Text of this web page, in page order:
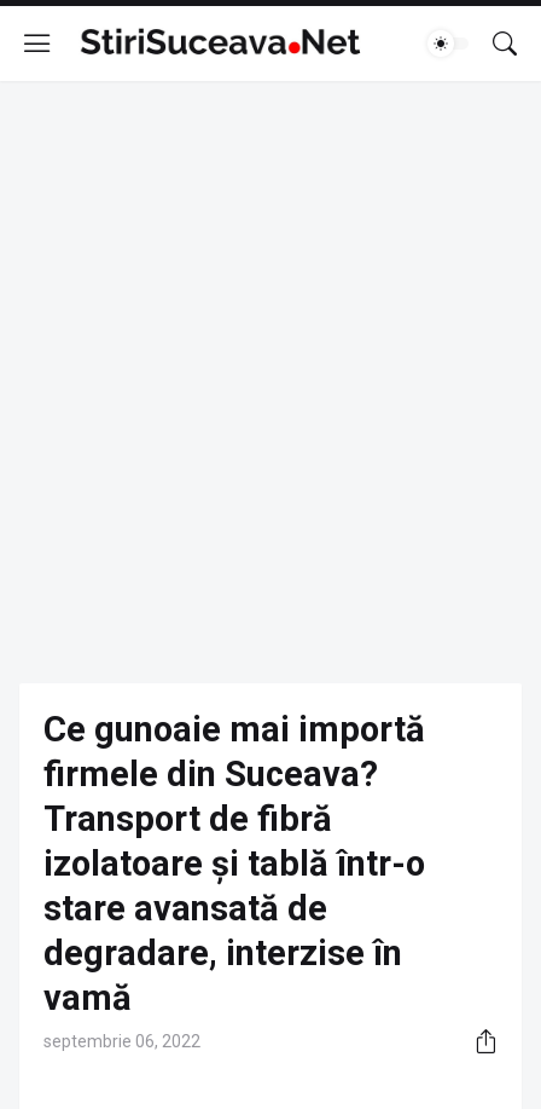
Ce gunoaie mai importă
firmele din Suceava?
Transport de fibră
izolatoare și tablă într-o
stare avansată de
degradare, interzise în
vamă
septembrie 06, 2022